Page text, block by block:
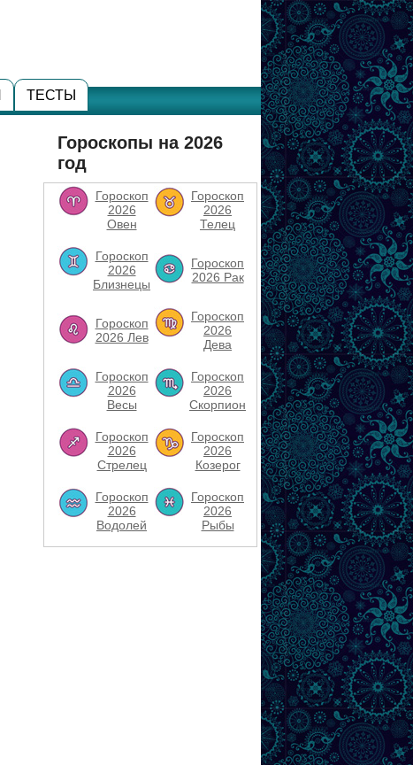
ТЕСТЫ
Гороскопы на 2026
год
Гороскоп
2026
Овен
Гороскоп
2026
Телец
Гороскоп
2026
Близнецы
Гороскоп
2026 Рак
Гороскоп
2026 Лев
Гороскоп
2026
Дева
Гороскоп
2026
Весы
Гороскоп
2026
Скорпион
Гороскоп
2026
Стрелец
Гороскоп
2026
Козерог
Гороскоп
2026
Водолей
Гороскоп
2026
Рыбы